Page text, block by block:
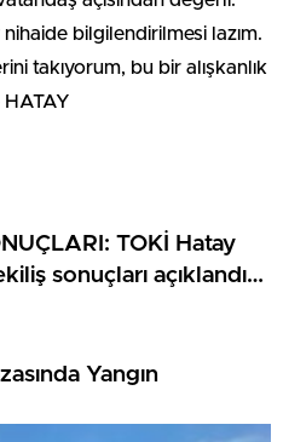
bilgilendirilmesi lazım.
takıyorum, bu bir alışkanlık
HATAY
TOKİ Hatay
sonuçları açıklandı
isim listesi
Yangın